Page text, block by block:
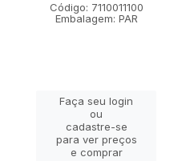
Código: 7110011100
Embalagem: PAR
Faça seu login
ou
cadastre-se
para ver preços
e comprar